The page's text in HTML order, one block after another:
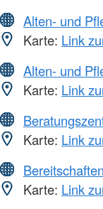
Alten- und
Karte: Link
Alten- und
Karte: Link
Karte: Link
Karte: Link